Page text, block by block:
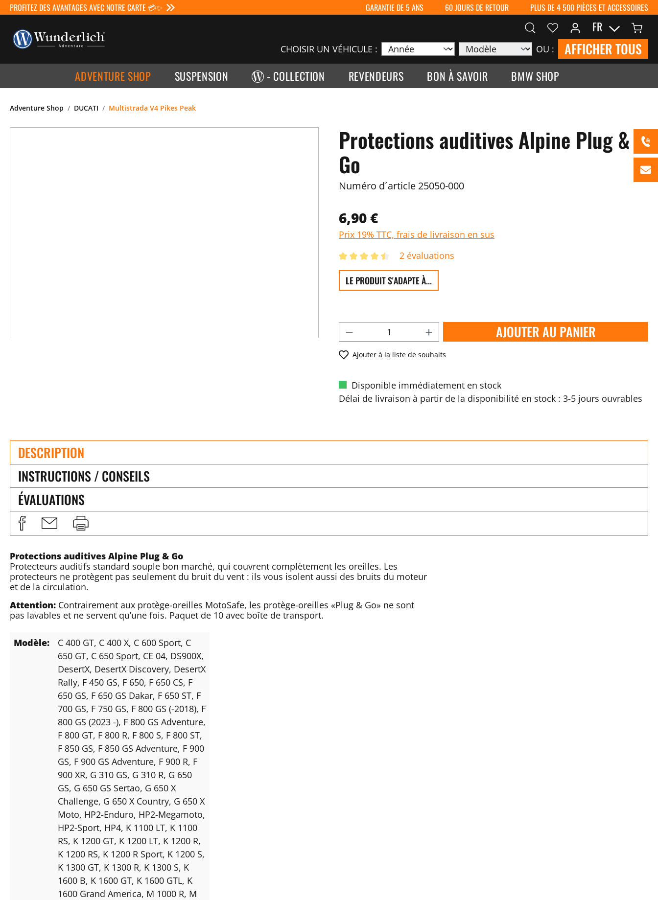
PROFITEZ DES AVANTAGES AVEC NOTRE CARTE 💳✨ GARANTIE DE 5 ANS 60 JOURS DE RETOUR PLUS DE 4 500 PIÈCES ET ACCESSOIRES
CHOISIR UN VÉHICULE : OU : AFFICHER TOUS
FR
ADVENTURE SHOP SUSPENSION - COLLECTION REVENDEURS BON À SAVOIR BMW SHOP
Adventure Shop DUCATI Multistrada V4 Pikes Peak
Protections auditives Alpine Plug &
Go
Numéro d´article 25050-000
6,90 €
Prix 19% TTC, frais de livraison en sus
2 évaluations
LE PRODUIT S'ADAPTE À...
AJOUTER AU PANIER
Ajouter à la liste de souhaits
Disponible immédiatement en stock
Délai de livraison à partir de la disponibilité en stock : 3-5 jours ouvrables
DESCRIPTION
INSTRUCTIONS / CONSEILS
ÉVALUATIONS
Protections auditives Alpine Plug & Go
Protecteurs auditifs standard souple bon marché, qui couvrent complètement les oreilles. Les
protecteurs ne protègent pas seulement du bruit du vent : ils vous isolent aussi des bruits du moteur
et de la circulation.
Attention: Contrairement aux protège-oreilles MotoSafe, les protège-oreilles «Plug & Go» ne sont
pas lavables et ne servent qu’une fois. Paquet de 10 avec boîte de transport.
Modèle: C 400 GT, C 400 X, C 600 Sport, C
650 GT, C 650 Sport, CE 04, DS900X,
DesertX, DesertX Discovery, DesertX
Rally, F 450 GS, F 650, F 650 CS, F
650 GS, F 650 GS Dakar, F 650 ST, F
700 GS, F 750 GS, F 800 GS (-2018), F
800 GS (2023 -), F 800 GS Adventure,
F 800 GT, F 800 R, F 800 S, F 800 ST,
F 850 GS, F 850 GS Adventure, F 900
GS, F 900 GS Adventure, F 900 R, F
900 XR, G 310 GS, G 310 R, G 650
GS, G 650 GS Sertao, G 650 X
Challenge, G 650 X Country, G 650 X
Moto, HP2-Enduro, HP2-Megamoto,
HP2-Sport, HP4, K 1100 LT, K 1100
RS, K 1200 GT, K 1200 LT, K 1200 R,
K 1200 RS, K 1200 R Sport, K 1200 S,
K 1300 GT, K 1300 R, K 1300 S, K
1600 B, K 1600 GT, K 1600 GTL, K
1600 Grand America, M 1000 R, M